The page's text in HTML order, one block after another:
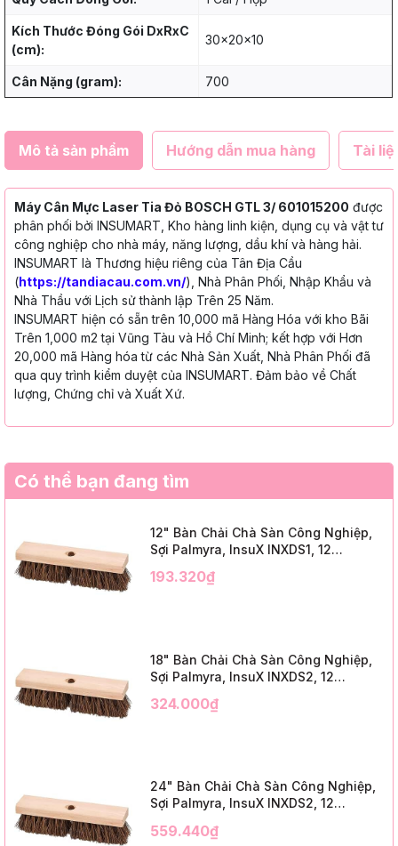
Kích Thước Đóng Gói DxRxC
(cm):
30x20x10
Cân Nặng (gram): 700
Mô tả sản phẩm Hướng dẫn mua hàng Tài
Máy Cân Mực Laser Tia Đỏ BOSCH GTL 3/ 601015200 được
phân phối bởi INSUMART, Kho hàng linh kiện, dụng cụ và vật tư
công nghiệp cho nhà máy, năng lượng, dầu khí và hàng hải.
INSUMART là Thương hiệu riêng của Tân Địa Cầu
(https://tandiacau.com.vn/), Nhà Phân Phối, Nhập Khẩu và
Nhà Thầu với Lịch sử thành lập Trên 25 Năm.
INSUMART hiện có sẵn trên 10,000 mã Hàng Hóa với kho Bãi
Trên 1,000 m2 tại Vũng Tàu và Hồ Chí Minh; kết hợp với Hơn
20,000 mã Hàng hóa từ các Nhà Sản Xuất, Nhà Phân Phối đã
qua quy trình kiểm duyệt của INSUMART. Đảm bảo về Chất
lượng, Chứng chỉ và Xuất Xứ.
Có thể bạn đang tìm
12" Bàn Chải Chà Sàn Công Nghiệp,
Sợi Palmyra, InsuX INXDS1, 12
Trim)
193.320₫
18" Bàn Chải Chà Sàn Công Nghiệp,
Sợi Palmyra, InsuX INXDS2, 12
Trim)
324.000₫
24" Bàn Chải Chà Sàn Công Nghiệp,
Sợi Palmyra, InsuX INXDS2, 12
3" Trim)
559.440₫